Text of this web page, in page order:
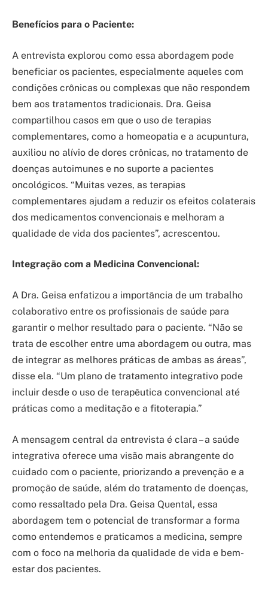
Benefícios para o Paciente:
A entrevista explorou como essa abordagem pode
beneficiar os pacientes, especialmente aqueles com
condições crônicas ou complexas que não respondem
bem aos tratamentos tradicionais. Dra. Geisa
compartilhou casos em que o uso de terapias
complementares, como a homeopatia e a acupuntura,
auxiliou no alívio de dores crônicas, no tratamento de
doenças autoimunes e no suporte a pacientes
oncológicos. “Muitas vezes, as terapias
complementares ajudam a reduzir os efeitos colaterais
dos medicamentos convencionais e melhoram a
qualidade de vida dos pacientes”, acrescentou.
Integração com a Medicina Convencional:
A Dra. Geisa enfatizou a importância de um trabalho
colaborativo entre os profissionais de saúde para
garantir o melhor resultado para o paciente. “Não se
trata de escolher entre uma abordagem ou outra, mas
de integrar as melhores práticas de ambas as áreas”,
disse ela. “Um plano de tratamento integrativo pode
incluir desde o uso de terapêutica convencional até
práticas como a meditação e a fitoterapia.”
A mensagem central da entrevista é clara – a saúde
integrativa oferece uma visão mais abrangente do
cuidado com o paciente, priorizando a prevenção e a
promoção de saúde, além do tratamento de doenças,
como ressaltado pela Dra. Geisa Quental, essa
abordagem tem o potencial de transformar a forma
como entendemos e praticamos a medicina, sempre
com o foco na melhoria da qualidade de vida e bem-
estar dos pacientes.